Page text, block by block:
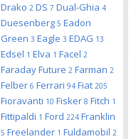
Drako 2 DS 7 Dual-Ghia 4
Duesenberg 5 Eadon
Green 3 Eagle 3 EDAG 13
Edsel 1 Elva 1 Facel 2
Faraday Future 2 Farman 2
Felber 6 Ferrari 94 Fiat 205
Fioravanti 10 Fisker 8 Fitch 1
Fittipaldi 1 Ford 224 Franklin
5 Freelander 1 Fuldamobil 2